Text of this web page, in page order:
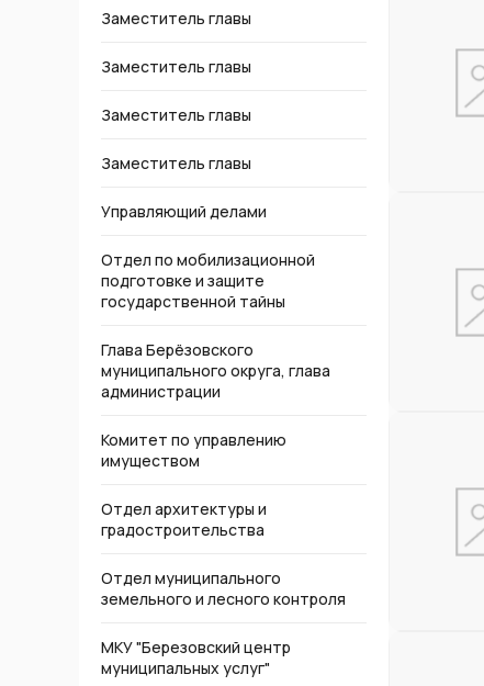
Заместитель главы
Заместитель главы
Заместитель главы
Заместитель главы
Управляющий делами
Отдел по мобилизационной
подготовке и защите
государственной тайны
Глава Берёзовского
муниципального округа, глава
администрации
Комитет по управлению
имуществом
Отдел архитектуры и
градостроительства
Отдел муниципального
земельного и лесного контроля
МКУ "Березовский центр
муниципальных услуг"